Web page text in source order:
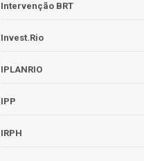
Intervenção BRT
Invest.Rio
IPLANRIO
IPP
IRPH